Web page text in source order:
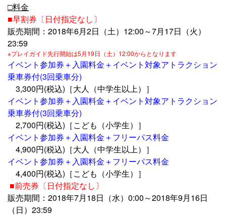
□料金
■早割券〔日付指定なし〕
販売期間：2018年6月2日（土）12:00～7月17日（火）
23:59
※プレイガイド先行開始は5月19日（土）12:00からとなります
イベント参加券＋入園料金＋イベント対象アトラクション
乗車券付(3回乗車分)
3,300円(税込)［大人（中学生以上）］
イベント参加券＋入園料金＋イベント対象アトラクション
乗車券付(3回乗車分)
2,700円(税込)［こども（小学生）］
イベント参加券＋入園料金＋フリーパス料金
4,900円(税込)［大人（中学生以上）］
イベント参加券＋入園料金＋フリーパス料金
4,400円(税込)［こども（小学生）］
■前売券〔日付指定なし〕
販売期間：2018年7月18日（水）0:00～2018年9月16日
（日）23:59